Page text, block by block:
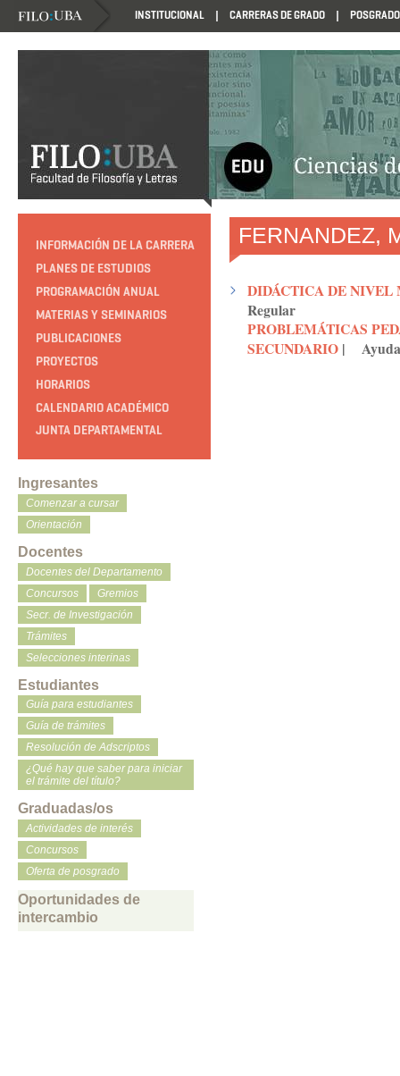
INSTITUCIONAL CARRERAS DE GRADO POSGRADO
HTTP://EDUCACION.FILO.UBA.AR/PROGRAMACION1985
INFORMACIÓN DE LA CARRERA
PLANES DE ESTUDIOS
PROGRAMACIÓN ANUAL
MATERIAS Y SEMINARIOS
PUBLICACIONES
PROYECTOS
HORARIOS
CALENDARIO ACADÉMICO
JUNTA DEPARTAMENTAL
Ingresantes
Comenzar a cursar
Orientación
Docentes
Docentes del Departamento
Concursos
Gremios
Secr. de Investigación
Trámites
Selecciones interinas
Estudiantes
Guía para estudiantes
Guía de trámites
Resolución de Adscriptos
¿Qué hay que saber para iniciar
el trámite del título?
Graduadas/os
Actividades de interés
Concursos
Oferta de posgrado
Oportunidades de
intercambio
FERNANDEZ,
DIDÁCTICA DE NIVEL
Regular
PROBLEMÁTICAS
SECUNDARIO |